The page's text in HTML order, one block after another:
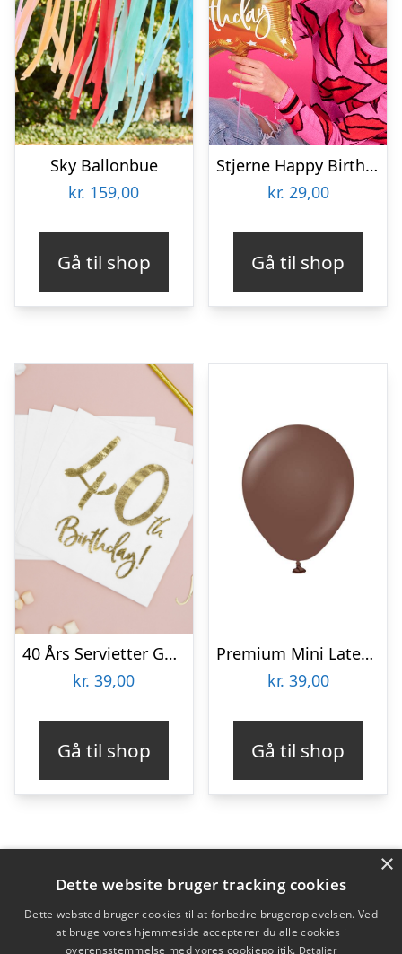
Sky Ballonbue
kr. 159,00
Gå til shop
Stjerne Happy Birthday Folieballon Guld
kr. 29,00
Gå til shop
40 Års Servietter Guld/Hvid
kr. 39,00
Gå til shop
Premium Mini Latexballoner Chocolate Brown
kr. 39,00
Gå til shop
Varekategorier
Produkter
×
Dette website bruger tracking cookies
Dette websted bruger cookies til at forbedre brugeroplevelsen. Ved
at bruge vores hjemmeside accepterer du alle cookies i
overensstemmelse med vores cookiepolitik. Detaljer